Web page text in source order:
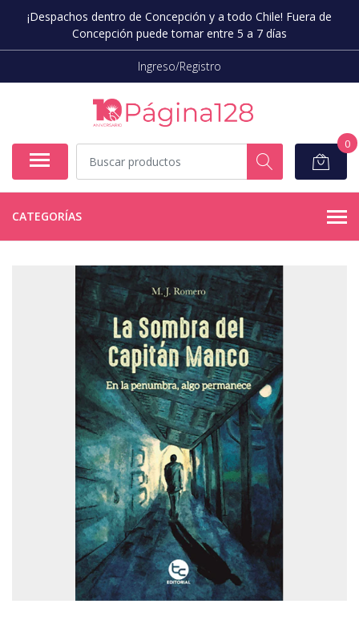
¡Despachos dentro de Concepción y a todo Chile! Fuera de
Concepción puede tomar entre 5 a 7 días
Ingreso/Registro
0
CATEGORÍAS